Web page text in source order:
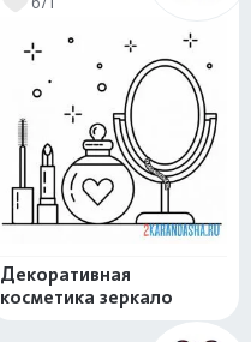
Декоративная
косметика зеркало